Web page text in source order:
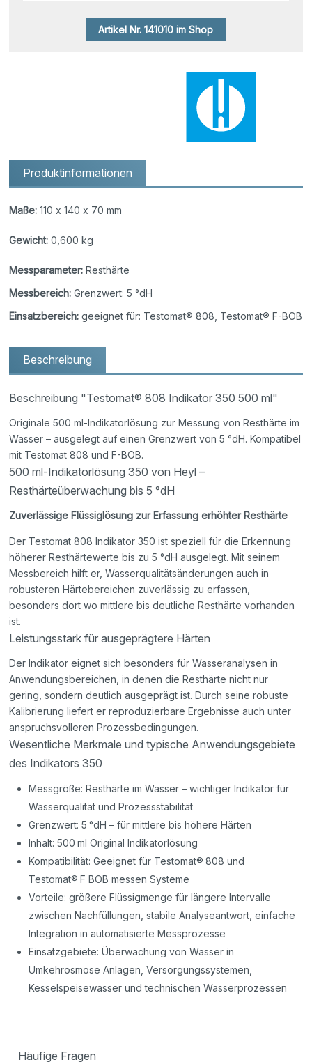
Artikel Nr. 141010 im Shop
Produktinformationen
Maße: 110 x 140 x 70 mm
Gewicht: 0,600 kg
Messparameter: Resthärte
Messbereich: Grenzwert: 5 °dH
Einsatzbereich: geeignet für: Testomat® 808, Testomat® F-BOB
Beschreibung
Beschreibung "Testomat® 808 Indikator 350 500 ml"
Originale 500 ml-Indikatorlösung zur Messung von Resthärte im
Wasser – ausgelegt auf einen Grenzwert von 5 °dH. Kompatibel
mit Testomat 808 und F-BOB.
500 ml-Indikatorlösung 350 von Heyl –
Resthärteüberwachung bis 5 °dH
Zuverlässige Flüssiglösung zur Erfassung erhöhter Resthärte
Der Testomat 808 Indikator 350 ist speziell für die Erkennung
höherer Resthärtewerte bis zu 5 °dH ausgelegt. Mit seinem
Messbereich hilft er, Wasserqualitätsänderungen auch in
robusteren Härtebereichen zuverlässig zu erfassen,
besonders dort wo mittlere bis deutliche Resthärte vorhanden
ist.
Leistungsstark für ausgeprägtere Härten
Der Indikator eignet sich besonders für Wasseranalysen in
Anwendungsbereichen, in denen die Resthärte nicht nur
gering, sondern deutlich ausgeprägt ist. Durch seine robuste
Kalibrierung liefert er reproduzierbare Ergebnisse auch unter
anspruchsvolleren Prozessbedingungen.
Wesentliche Merkmale und typische Anwendungsgebiete
des Indikators 350
Messgröße: Resthärte im Wasser – wichtiger Indikator für
Wasserqualität und Prozessstabilität
Grenzwert: 5 °dH – für mittlere bis höhere Härten
Inhalt: 500 ml Original Indikatorlösung
Kompatibilität: Geeignet für Testomat® 808 und
Testomat® F BOB messen Systeme
Vorteile: größere Flüssigmenge für längere Intervalle
zwischen Nachfüllungen, stabile Analyseantwort, einfache
Integration in automatisierte Messprozesse
Einsatzgebiete: Überwachung von Wasser in
Umkehrosmose Anlagen, Versorgungssystemen,
Kesselspeisewasser und technischen Wasserprozessen
Häufige Fragen